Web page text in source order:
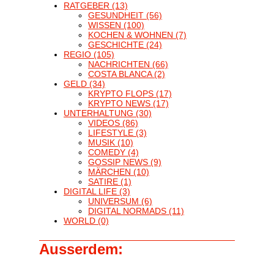
RATGEBER (13)
GESUNDHEIT (56)
WISSEN (100)
KOCHEN & WOHNEN (7)
GESCHICHTE (24)
REGIO (105)
NACHRICHTEN (66)
COSTA BLANCA(2)
GELD (34)
KRYPTO FLOPS (17)
KRYPTO NEWS (17)
UNTERHALTUNG (30)
VIDEOS (86)
LIFESTYLE (3)
MUSIK (10)
COMEDY (4)
GOSSIP NEWS (9)
MÄRCHEN (10)
SATIRE (1)
DIGITAL LIFE (3)
UNIVERSUM (6)
DIGITAL NORMADS (11)
WORLD (0)
Ausserdem: